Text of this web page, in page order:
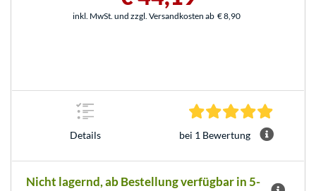
inkl. MwSt. und zzgl. Versandkosten ab € 8,90
Details bei 1 Bewertung
Nicht lagernd, ab Bestellung verfügbar in 5-